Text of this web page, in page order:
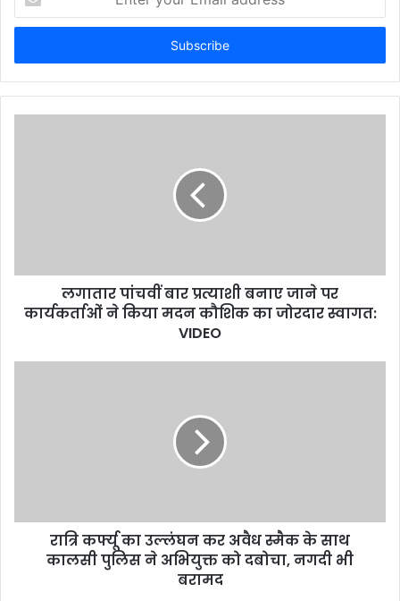
your
Email
लगातार पांचवीं बार प्रत्याशी बनाए जाने पर
कार्यकर्ताओं ने किया मदन कौशिक का जोरदार स्वागत:
VIDEO
रात्रि कर्फ्यू का उल्लंघन कर अवैध स्मैक के साथ
कालसी पुलिस ने अभियुक्त को दबोचा, नगदी भी
बरामद